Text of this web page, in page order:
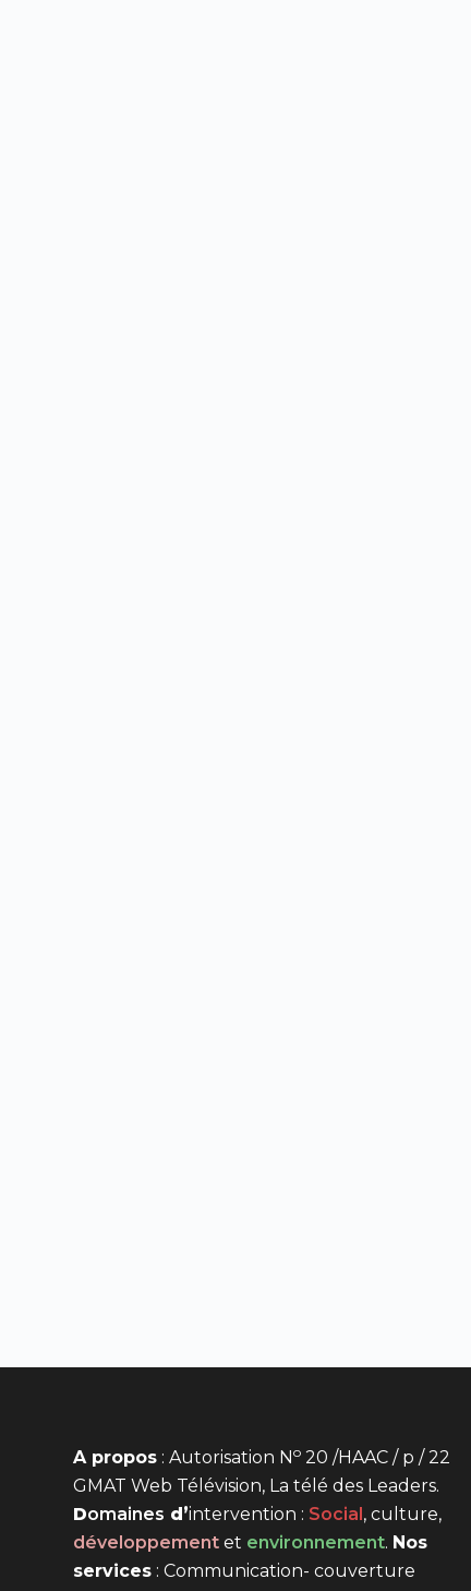
A propos : Autorisation No 20 /HAAC / p / 22
GMAT Web Télévision, La télé des Leaders.
Domaines d’intervention : Social , culture,
développement et environnement. Nos
services : Communication- couverture